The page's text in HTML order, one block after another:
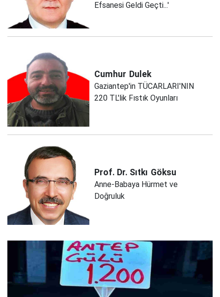
Efsanesi Geldi Geçti...'
Cumhur Dulek
Gaziantep'in TÜCARLARI'NIN
220 TL'lik Fıstık Oyunları
Prof. Dr. Sıtkı Göksu
Anne-Babaya Hürmet ve
Doğruluk